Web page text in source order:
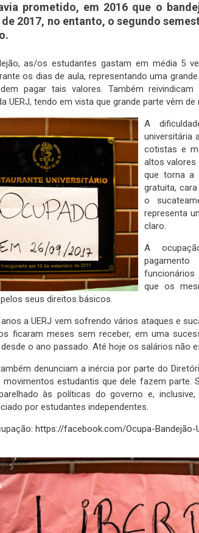
prometido, em 2016 que o
2017, no entanto, o segundo
as/os estudantes gastam em média 5
os dias de aula, representando uma
pagar tais valores. Também
UERJ, tendo em vista que grande parte vêm
A
universitária
cotistas e
altos valores
que torna a
gratuita,
o
representa
claro.
A
que os
seus direitos básicos.
a UERJ vem sofrendo vários ataques e
ficaram meses sem receber, em uma
o ano passado. Até hoje os salários não
denunciam a inércia por parte do
movimentos estudantis que dele fazem parte.
às políticas do governo e,
por estudantes independentes.
https://facebook.com/Ocupa-Bandejão-